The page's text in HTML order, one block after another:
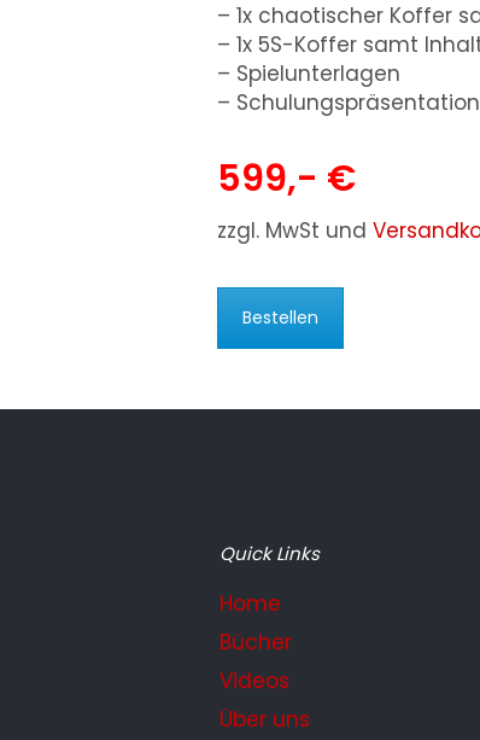
– 1x chaotischer Koffer
– 1x 5S-Koffer samt
– Spielunterlagen
–
599,- €
zzgl. MwSt und
Bestellen
Quick Links
Home
Bücher
Videos
Über uns